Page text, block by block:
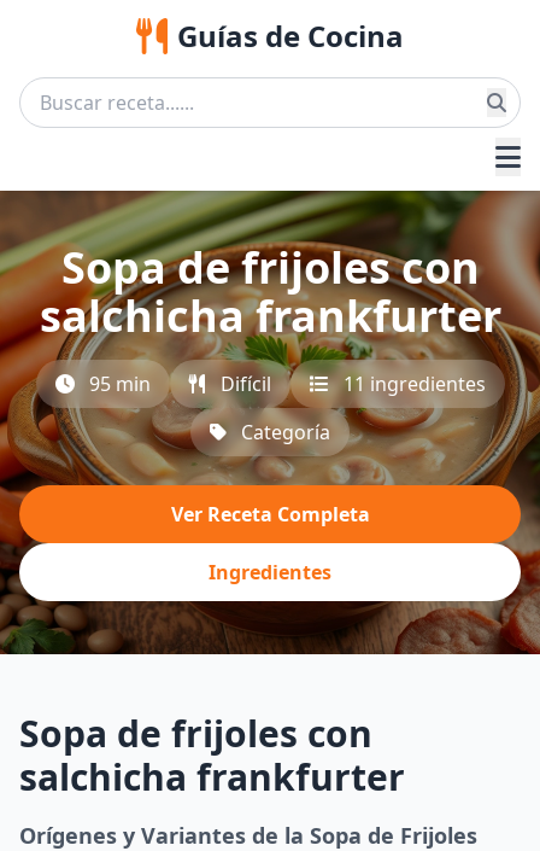
Guías de Cocina
Sopa de frijoles con
salchicha frankfurter
95 min Difícil
11 ingredientes
Categoría
Ver Receta Completa
Ingredientes
Sopa de frijoles con
salchicha frankfurter
Orígenes y Variantes de la Sopa de Frijoles